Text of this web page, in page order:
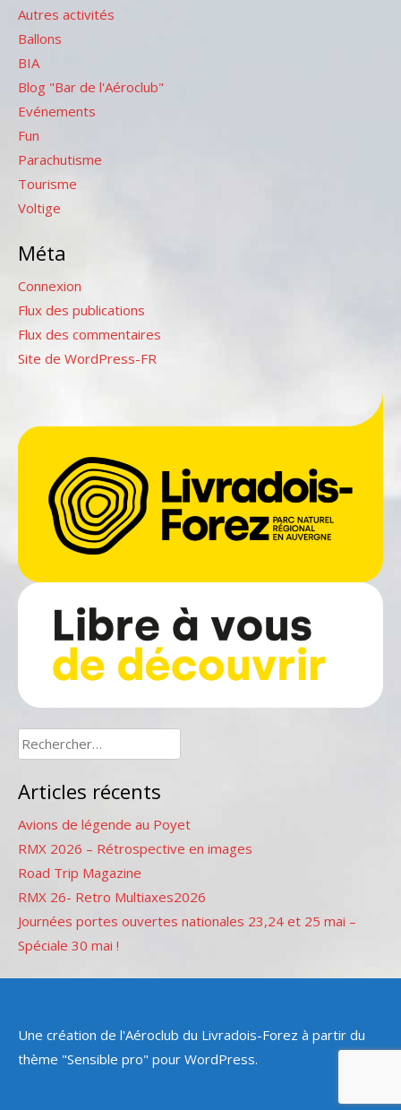
Autres activités
Ballons
BIA
Blog "Bar de l'Aéroclub"
Evénements
Fun
Parachutisme
Tourisme
Voltige
Méta
Connexion
Flux des publications
Flux des commentaires
Site de WordPress-FR
Rechercher :
Articles récents
Avions de légende au Poyet
RMX 2026 – Rétrospective en images
Road Trip Magazine
RMX 26- Retro Multiaxes2026
Journées portes ouvertes nationales 23,24 et 25 mai –
Spéciale 30 mai !
Une création de l'Aéroclub du Livradois-Forez à partir du
thème "Sensible pro" pour WordPress.